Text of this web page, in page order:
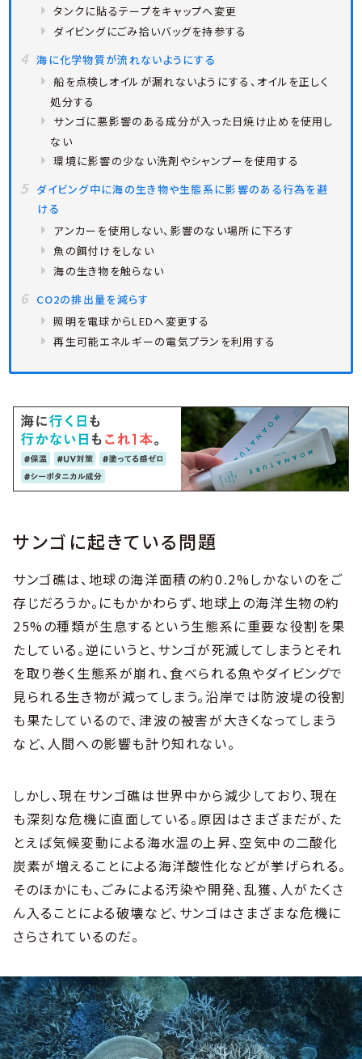
タンクに貼るテープをキャップへ変更
ダイビングにごみ拾いバッグを持参する
海に化学物質が流れないようにする
船を点検しオイルが漏れないようにする、オイルを正しく
処分する
サンゴに悪影響のある成分が入った日焼け止めを使用し
ない
環境に影響の少ない洗剤やシャンプーを使用する
ダイビング中に海の生き物や生態系に影響のある行為を避
ける
アンカーを使用しない、影響のない場所に下ろす
魚の餌付けをしない
海の生き物を触らない
CO2の排出量を減らす
照明を電球からLEDへ変更する
再生可能エネルギーの電気プランを利用する
サンゴに起きている問題
サンゴ礁は、地球の海洋面積の約0.2%しかないのをご
存じだろうか。にもかかわらず、地球上の海洋生物の約
25%の種類が生息するという生態系に重要な役割を果
たしている。逆にいうと、サンゴが死滅してしまうとそれ
を取り巻く生態系が崩れ、食べられる魚やダイビングで
見られる生き物が減ってしまう。沿岸では防波堤の役割
も果たしているので、津波の被害が大きくなってしまう
など、人間への影響も計り知れない。
しかし、現在サンゴ礁は世界中から減少しており、現在
も深刻な危機に直面している。原因はさまざまだが、た
とえば気候変動による海水温の上昇、空気中の二酸化
炭素が増えることによる海洋酸性化などが挙げられる。
そのほかにも、ごみによる汚染や開発、乱獲、人がたくさ
ん入ることによる破壊など、サンゴはさまざまな危機に
さらされているのだ。